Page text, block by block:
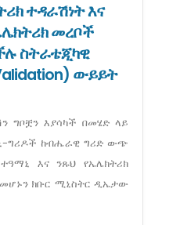
ተዳራሽነት እና
መረቦች
ስትራቴጂካዊ
ውይይት
ግቦቿን እያሳካች በመሄድ ላይ
ግሪዶች ከብሔራዊ ግሪድ ውጭ
እና ንጹህ የኤሌክትሪክ
ክቡር ሚኒስትር ዲኤታው